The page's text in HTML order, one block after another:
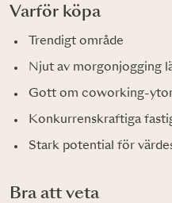
Varför köpa
Trendigt område
Njut av morgonjogging
Gott om coworking-
Konkurrenskraftiga
Stark potential för
Bra att veta